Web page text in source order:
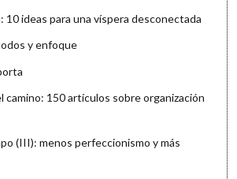
10 ideas para una víspera desconectada
y enfoque
camino: 150 artículos sobre organización
(III): menos perfeccionismo y más